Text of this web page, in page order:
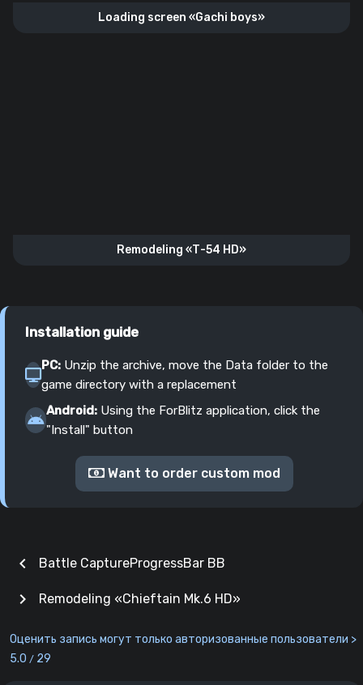
Loading screen «Gachi boys»
Remodeling «Т-54 HD»
Installation guide
PC: Unzip the archive, move the Data folder to the
game directory with a replacement
Android: Using the ForBlitz application, click the
"Install" button
Want to order custom mod
chevron_left Battle CaptureProgressBar BB
Remodeling «Chieftain Mk.6 HD»
chevron_right
Оценить запись могут только авторизованные пользователи >
5.0 / 29